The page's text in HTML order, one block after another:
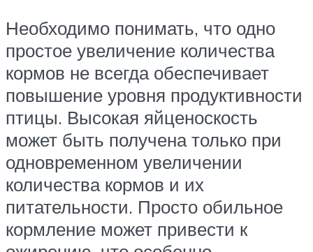
Необходимо понимать, что одно
простое увеличение количества
кормов не всегда обеспечивает
повышение уровня продуктивности
птицы. Высокая яйценоскость
может быть получена только при
одновременном увеличении
количества кормов и их
питательности. Просто обильное
кормление может привести к